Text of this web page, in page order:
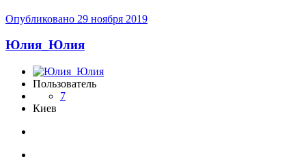
Опубликовано 29 ноября 2019
Юлия_Юлия
Пользователь
7
Киев